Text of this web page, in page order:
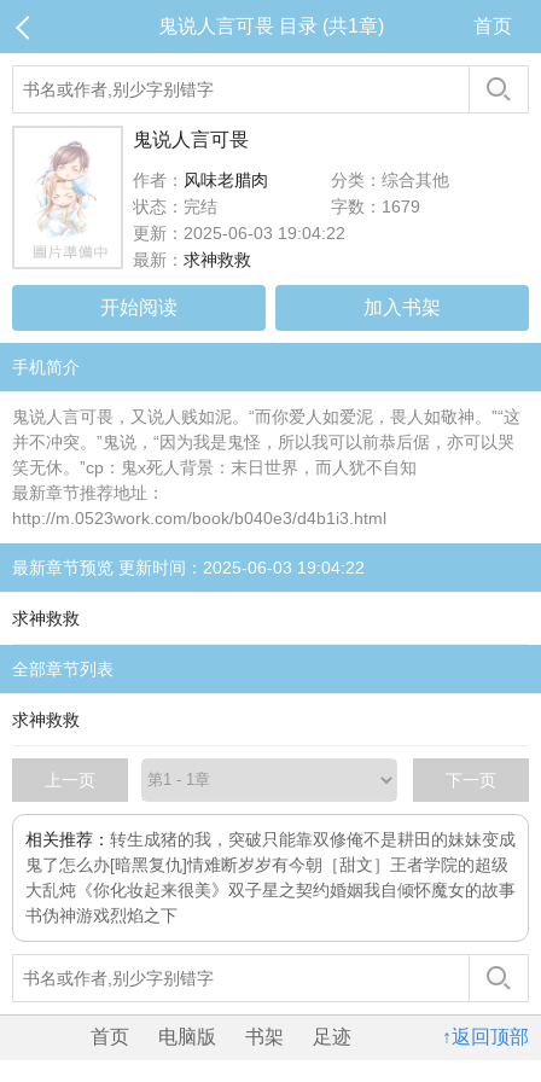
鬼说人言可畏 目录 (共1章) 首页
鬼说人言可畏
作者： 风味老腊肉
分类：综合其他
状态：完结
字数：1679
更新：2025-06-03 19:04:22
最新： 求神救救
开始阅读 加入书架
手机简介
鬼说人言可畏，又说人贱如泥。“而你爱人如爱泥，畏人如敬神。”“这
并不冲突。”鬼说，“因为我是鬼怪，所以我可以前恭后倨，亦可以哭
笑无休。”cp：鬼x死人背景：末日世界，而人犹不自知
最新章节推荐地址：
http://m.0523work.com/book/b040e3/d4b1i3.html
最新章节预览 更新时间：2025-06-03 19:04:22
求神救救
全部章节列表
求神救救
上一页 下一页
相关推荐： 转生成猪的我，突破只能靠双修俺不是耕田的妹妹变成
鬼了怎么办[暗黑复仇]情难断岁岁有今朝［甜文］ 王者学院的超级
大乱炖 《你化妆起来很美》 双子星之契约婚姻我自倾怀魔女的故事
书伪神游戏烈焰之下
↑返回顶部
首页 电脑版 书架 足迹